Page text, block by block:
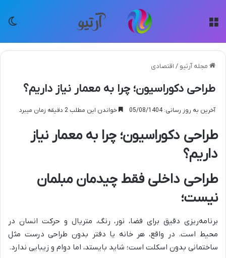
مجله آرتیو / اقتصادی
طراحی دکوراسیون؛ چرا به معمار نیاز داریم؟
آخرین به روز رسانی: 05/08/1404 خواندن این مطلب 2 دقیقه زمان میبرد
طراحی دکوراسیون؛ چرا به معمار نیاز
داریم؟
طراحی داخلی فقط چیدمان مبلمان
نیست؛
برنامه‌ریزی دقیق برای فضا، نور، رنگ، متریال و حرکت انسان در
محیط است. در واقع، هر خانه یا دفتر بدون طراحی درست مثل
ساختمانی بدون اسکلت است؛ شاید بایستد، اما دوام و زیبایی ندارد.